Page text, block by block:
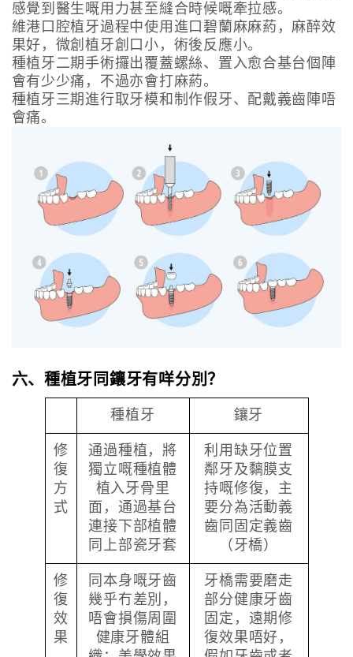
感覺到醫生嘅用力甚至縫合時候嘅牽拉感。
維港口腔植牙過程中使用進口碧蘭麻麻葯，麻醉效
果好，微創植牙創口小，術後反應小。
種植牙二期手術攞出覆蓋螺絲、置入愈合基台個陣
會有少少痛，不過亦會打麻葯。
種植牙三期進行取牙模和制作假牙、配戴義齒陣唔
會痛。
六、種植牙同鑲牙有咩分別？
種植牙 鑲牙
修
復
方
式
通過種植，將
獨立嘅種植體
植入牙骨里
面，通過基台
連接下部植體
同上部瓷牙套
利用缺牙位置
鄰牙及黐膜支
持嘅修復，主
要分為活動義
齒同固定義齒
（牙橋）
修
復
效
果
同本身嘅牙齒
幾乎冇差別，
唔會損傷周圍
健康牙體組
牙橋需要磨走
部分健康牙齒
固定，遠期修
復效果唔好，